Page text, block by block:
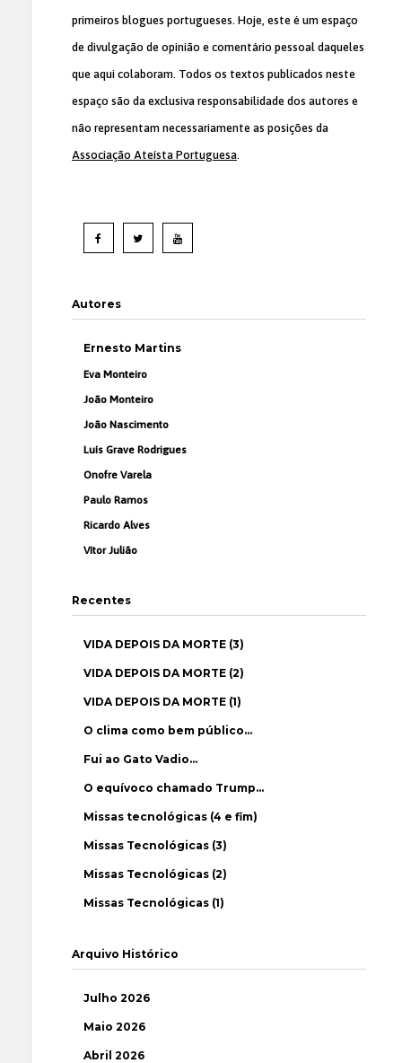
primeiros blogues portugueses. Hoje, este é um espaço
de divulgação de opinião e comentário pessoal daqueles
que aqui colaboram. Todos os textos publicados neste
espaço são da exclusiva responsabilidade dos autores e
não representam necessariamente as posições da
Associação Ateísta Portuguesa.
Autores
Ernesto Martins
Eva Monteiro
João Monteiro
João Nascimento
Luís Grave Rodrigues
Onofre Varela
Paulo Ramos
Ricardo Alves
Vítor Julião
Recentes
VIDA DEPOIS DA MORTE (3)
VIDA DEPOIS DA MORTE (2)
VIDA DEPOIS DA MORTE (1)
O clima como bem público…
Fui ao Gato Vadio…
O equívoco chamado Trump…
Missas tecnológicas (4 e fim)
Missas Tecnológicas (3)
Missas Tecnológicas (2)
Missas Tecnológicas (1)
Arquivo Histórico
Julho 2026
Maio 2026
Abril 2026